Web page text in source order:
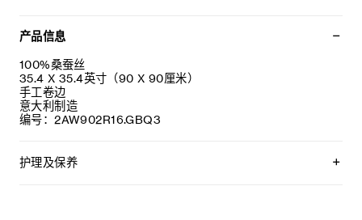
产品信息
100%桑蚕丝
35.4 X 35.4英寸（90 X 90厘米）
手工卷边
意大利制造
编号：2AW902R16.GBQ3
护理及保养